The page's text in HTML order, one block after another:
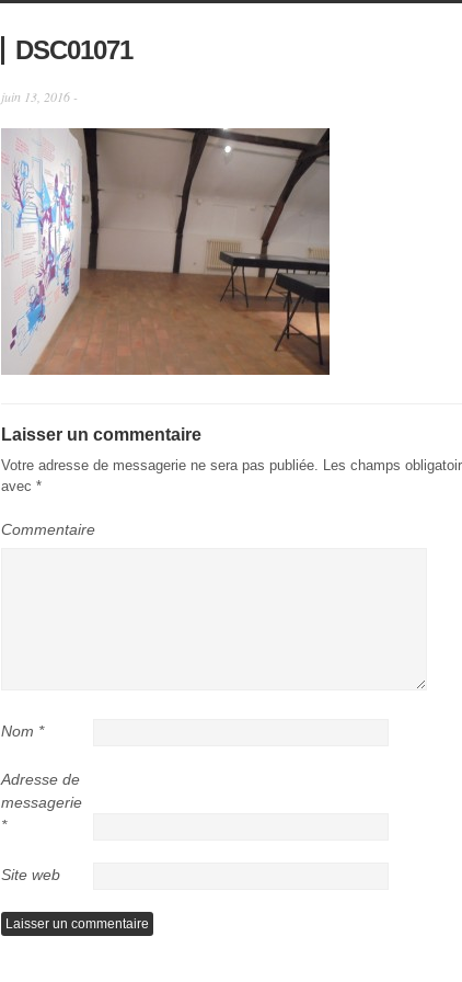
DSC01071
juin 13, 2016 -
Laisser un commentaire
Votre adresse de messagerie ne sera pas publiée. Les champs
avec *
Commentaire
Nom *
Adresse de
messagerie
*
Site web